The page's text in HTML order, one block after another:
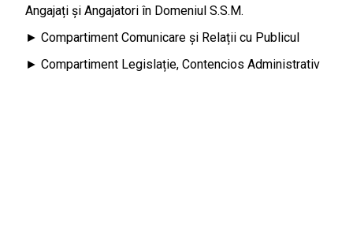
Angajați și Angajatori în Domeniul S.S.M.
► Compartiment Comunicare și Relații cu Publicul
► Compartiment Legislație, Contencios Administrativ